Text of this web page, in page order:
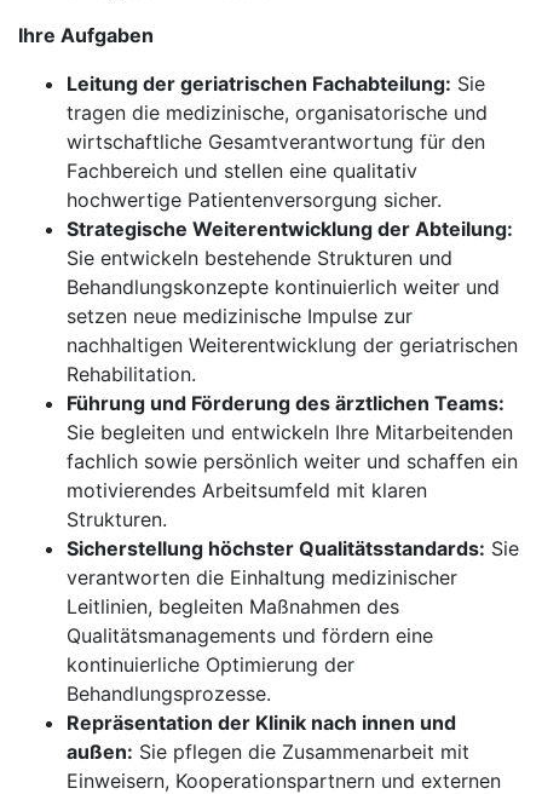
Ihre Aufgaben
Leitung der geriatrischen Fachabteilung: Sie
tragen die medizinische, organisatorische und
wirtschaftliche Gesamtverantwortung für den
Fachbereich und stellen eine qualitativ
hochwertige Patientenversorgung sicher.
Strategische Weiterentwicklung der Abteilung:
Sie entwickeln bestehende Strukturen und
Behandlungskonzepte kontinuierlich weiter und
setzen neue medizinische Impulse zur
nachhaltigen Weiterentwicklung der geriatrischen
Rehabilitation.
Führung und Förderung des ärztlichen Teams:
Sie begleiten und entwickeln Ihre Mitarbeitenden
fachlich sowie persönlich weiter und schaffen ein
motivierendes Arbeitsumfeld mit klaren
Strukturen.
Sicherstellung höchster Qualitätsstandards: Sie
verantworten die Einhaltung medizinischer
Leitlinien, begleiten Maßnahmen des
Qualitätsmanagements und fördern eine
kontinuierliche Optimierung der
Behandlungsprozesse.
Repräsentation der Klinik nach innen und
außen: Sie pflegen die Zusammenarbeit mit
Einweisern, Kooperationspartnern und externen